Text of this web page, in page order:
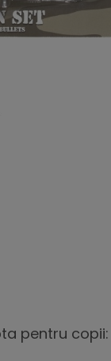
pentru copii: